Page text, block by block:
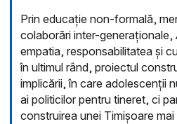
Prin educație non-formală,
colaborări inter-generaționale,
empatia, responsabilitatea și
în ultimul rând, proiectul
implicării, în care adolescenții
ai politicilor pentru tineret, ci
construirea unei Timișoare